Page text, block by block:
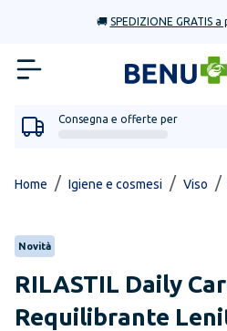
🚚 SPEDIZIONE GRATIS
Consegna e offerte per
Home / Igiene e cosmesi / Viso /
Novità
RILASTIL Daily
Requilibrante